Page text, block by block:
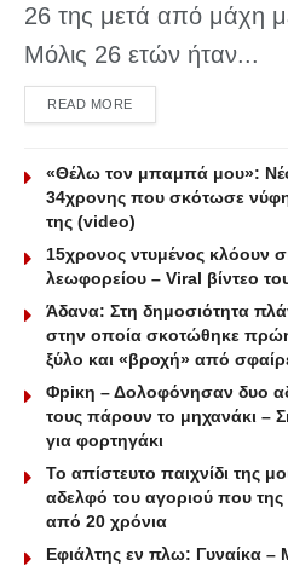
26 της μετά από μάχη
Μόλις 26 ετών ήταν...
READ MOREDETAILS
«Θέλω τον μπαμπά μου»:
34χρονης που σκότωσε
της (video)
15χρονος ντυμένος κλόουν
λεωφορείου – Viral βίντεο
Άδανα: Στη δημοσιότητα
στην οποία σκοτώθηκε
ξύλο και «βροχή» από
Φpiκη – Δολοφόνησαν δυο
τους πάρουν το μηχανάκι –
για φορτηγάκι
Το απίστευτο παιχνίδι της
αδελφό του αγοριού που
από 20 χρόνια
Εφιάλτης εν πλω: Γυναίκα –